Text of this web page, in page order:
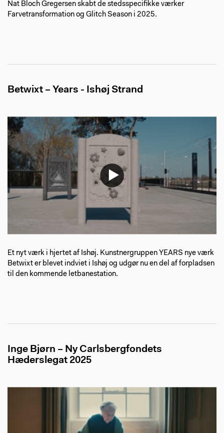
Nat Bloch Gregersen skabt de stedsspecifikke værker
Farvetransformation og Glitch Season i 2025.
Betwixt – Years - Ishøj Strand
Et nyt værk i hjertet af Ishøj. Kunstnergruppen YEARS nye værk
Betwixt er blevet indviet i Ishøj og udgør nu en del af forpladsen
til den kommende letbanestation. ⁠
Inge Bjørn – Ny Carlsbergfondets
Hæderslegat 2025